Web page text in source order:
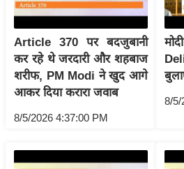
फ
स्टा
इ
ल
टे
लॉ
ब्यू
Article 370 पर बदजुबानी
कर रहे थे जरदारी और शहबाज
शरीफ, PM Modi ने खुद आगे
आकर दिया करारा जवाब
8/5/2026 4:37:00 PM
8/5/